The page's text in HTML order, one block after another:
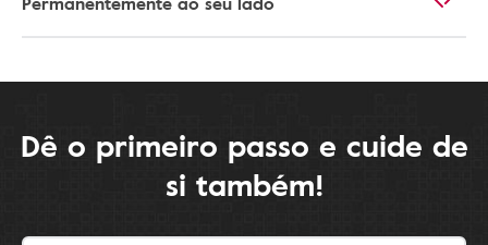
Dê o primeiro passo e cuide de
si também!